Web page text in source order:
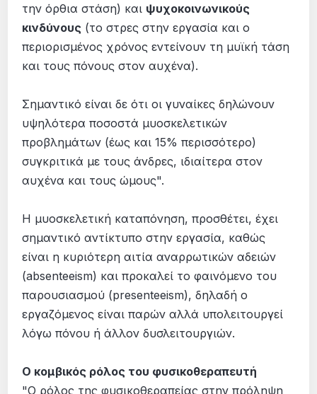
την όρθια στάση) και ψυχοκοινωνικούς
κινδύνους (το στρες στην εργασία και ο
περιορισμένος χρόνος εντείνουν τη μυϊκή τάση
και τους πόνους στον αυχένα).
Σημαντικό είναι δε ότι οι γυναίκες δηλώνουν
υψηλότερα ποσοστά μυοσκελετικών
προβλημάτων (έως και 15% περισσότερο)
συγκριτικά με τους άνδρες, ιδιαίτερα στον
αυχένα και τους ώμους".
Η μυοσκελετική καταπόνηση, προσθέτει, έχει
σημαντικό αντίκτυπο στην εργασία, καθώς
είναι η κυριότερη αιτία αναρρωτικών αδειών
(absenteeism) και προκαλεί το φαινόμενο του
παρουσιασμού (presenteeism), δηλαδή ο
εργαζόμενος είναι παρών αλλά υπολειτουργεί
λόγω πόνου ή άλλον δυσλειτουργιών.
Ο κομβικός ρόλος του φυσικοθεραπευτή
"Ο ρόλος της φυσικοθεραπείας στην πρόληψη